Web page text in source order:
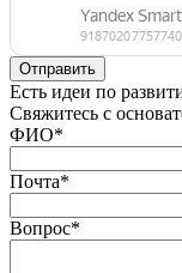
Есть идеи по
Свяжитесь с
ФИО*
Почта*
Вопрос*